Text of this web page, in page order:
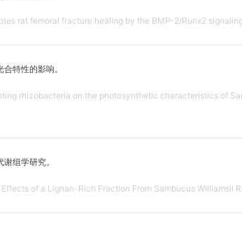
rat femoral fracture healing by the BMP-2/Runx2
特性的影响。
rhizobacteria on the photosynthetic characteristics of
组学研究。
of a Lignan-Rich Fraction From Sambucus Williamsii